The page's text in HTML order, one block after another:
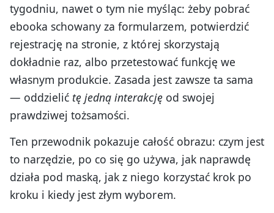
tygodniu, nawet o tym nie myśląc: żeby pobrać
ebooka schowany za formularzem, potwierdzić
rejestrację na stronie, z której skorzystają
dokładnie raz, albo przetestować funkcję we
własnym produkcie. Zasada jest zawsze ta sama
— oddzielić tę jedną interakcjęod swojej
prawdziwej tożsamości.
Ten przewodnik pokazuje całość obrazu: czym jest
to narzędzie, po co się go używa, jak naprawdę
działa pod maską, jak z niego korzystać krok po
kroku i kiedy jest złym wyborem.